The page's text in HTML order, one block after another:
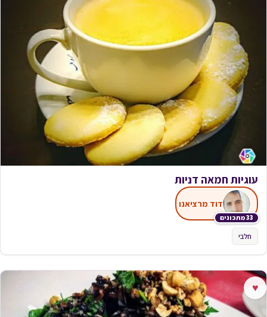
עוגיות חמאה דניות
33 מתכונים
דוד מרציאנו
חלבי
♥